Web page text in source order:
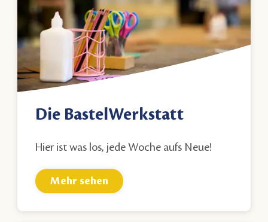
Die BastelWerkstatt
Hier ist was los, jede Woche aufs Neue!
Mehr sehen